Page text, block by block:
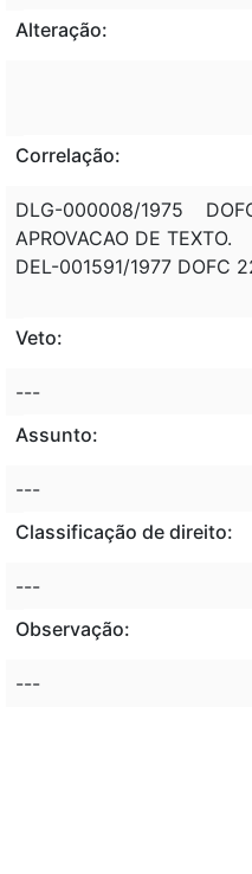
Alteração:
Correlação:
DLG-000008/1975
APROVACAO DE TEXTO.
DEL-001591/1977 DOFC
Veto:
---
Assunto:
---
Classificação de direito:
---
Observação:
---